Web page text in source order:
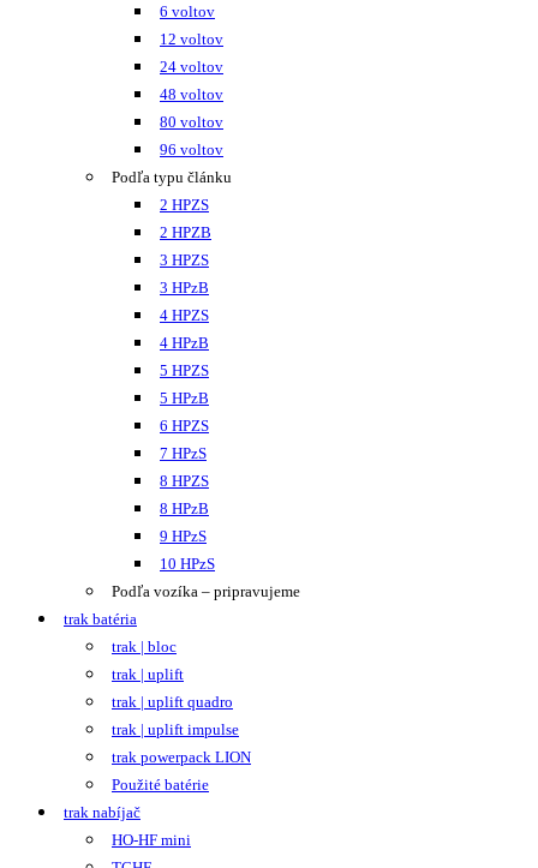
6 voltov
12 voltov
24 voltov
48 voltov
80 voltov
96 voltov
Podľa typu článku
2 HPZS
2 HPZB
3 HPZS
3 HPzB
4 HPZS
4 HPzB
5 HPZS
5 HPzB
6 HPZS
7 HPzS
8 HPZS
8 HPzB
9 HPzS
10 HPzS
Podľa vozíka – pripravujeme
trak batéria
trak | bloc
trak | uplift
trak | uplift quadro
trak | uplift impulse
trak powerpack LION
Použité batérie
trak nabíjač
HO-HF mini